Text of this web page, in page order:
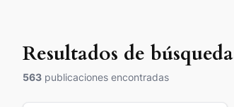
Resultados de búsqueda
563 publicaciones encontradas